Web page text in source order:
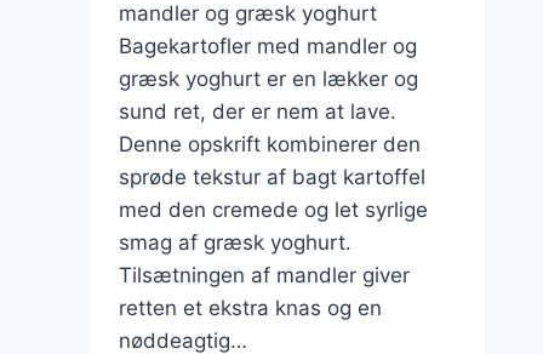
mandler og græsk yoghurt
Bagekartofler med mandler og
græsk yoghurt er en lækker og
sund ret, der er nem at lave.
Denne opskrift kombinerer den
sprøde tekstur af bagt kartoffel
med den cremede og let syrlige
smag af græsk yoghurt.
Tilsætningen af mandler giver
retten et ekstra knas og en
nøddeagtig…